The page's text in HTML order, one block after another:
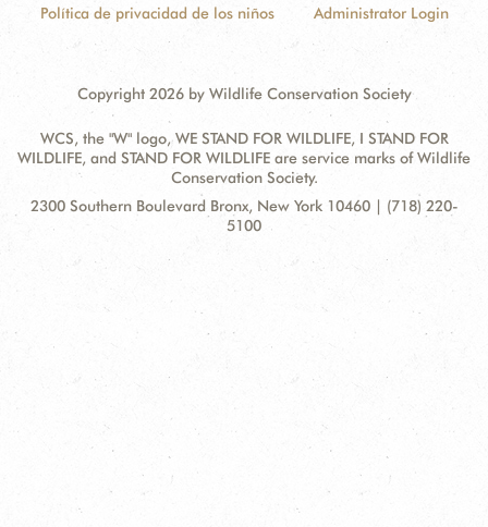
Política de privacidad de los niños Administrator Login
Copyright 2026 by Wildlife Conservation Society
WCS, the "W" logo, WE STAND FOR WILDLIFE, I STAND FOR
WILDLIFE, and STAND FOR WILDLIFE are service marks of Wildlife
Conservation Society.
Contact
Address:
2300 Southern Boulevard Bronx, New York 10460 | (718) 220-
5100